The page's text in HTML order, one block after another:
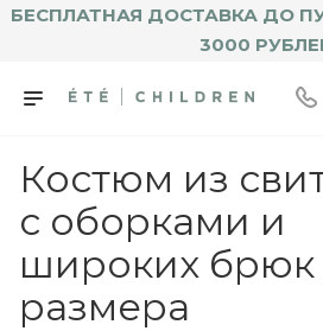
БЕСПЛАТНАЯ ДОСТАВКА ДО
3000
Костюм из
с оборками и
широких брюк
размера